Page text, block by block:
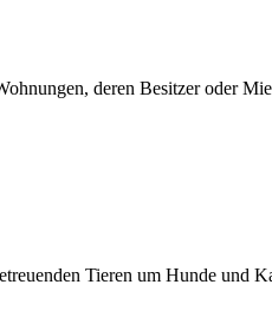
deren Besitzer oder
Tieren um Hunde und